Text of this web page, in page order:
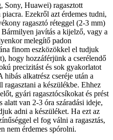
Sony, Huawei) ragasztott
Ezekről azt érdemes tudni,
ragasztó réteggel (2-3 mm)
javítás a kijelző, vagy a
melegítő padon
finom eszközökkel el tudjuk
hogy hozzáférjünk a cserélendő
precizitást és sok gyakorlatot
alkatrész cseréje után a
a készülékbe. Ehhez
gyári ragasztócsíkokat és prést
alatt van 2-3 óra száradási ideje,
adni a készüléket. Ha ezt az
el fog válni a ragasztás,
nem érdemes spórolni.